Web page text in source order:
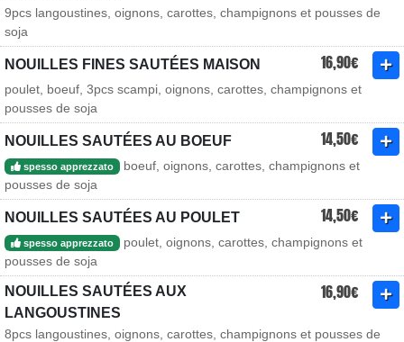
9pcs langoustines, oignons, carottes, champignons et pousses de
soja
NOUILLES FINES SAUTÉES MAISON 16,90€
poulet, boeuf, 3pcs scampi, oignons, carottes, champignons et
pousses de soja
NOUILLES SAUTÉES AU BOEUF 14,50€
spesso apprezzato
boeuf, oignons, carottes, champignons et
pousses de soja
NOUILLES SAUTÉES AU POULET 14,50€
spesso apprezzato
poulet, oignons, carottes, champignons et
pousses de soja
NOUILLES SAUTÉES AUX
LANGOUSTINES
16,90€
8pcs langoustines, oignons, carottes, champignons et pousses de